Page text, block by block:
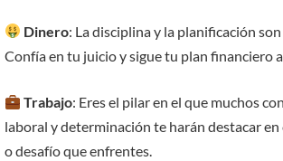
Dinero: La disciplina y la planificación
Confía en tu juicio y sigue tu plan financiero
Trabajo: Eres el pilar en el que muchos
laboral y determinación te harán destacar
o desafío que enfrentes.